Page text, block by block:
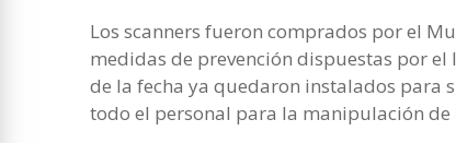
Los scanners fueron comprados por el
medidas de prevención dispuestas por el
de la fecha ya quedaron instalados para
todo el personal para la manipulación de